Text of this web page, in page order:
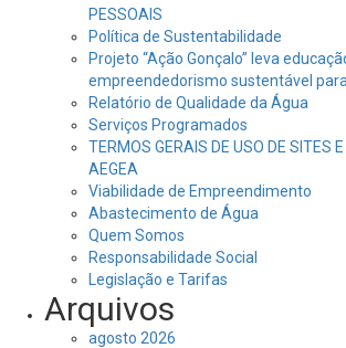
PESSOAIS
Política de Sustentabilidade
Projeto “Ação Gonçalo” leva
empreendedorismo sustentável
Relatório de Qualidade da Água
Serviços Programados
TERMOS GERAIS DE USO DE SITES
AEGEA
Viabilidade de Empreendimento
Abastecimento de Água
Quem Somos
Responsabilidade Social
Legislação e Tarifas
Arquivos
agosto 2026